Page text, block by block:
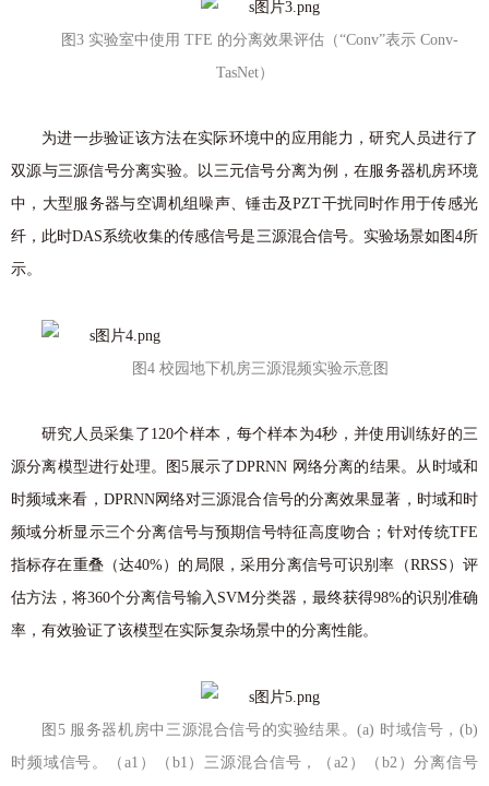
图3 实验室中使用 TFE 的分离效果评估（“Conv”表示 Conv-
TasNet）
为进一步验证该方法在实际环境中的应用能力，研究人员进行了
双源与三源信号分离实验。以三元信号分离为例，在服务器机房环境
中，大型服务器与空调机组噪声、锤击及PZT干扰同时作用于传感光
纤，此时DAS系统收集的传感信号是三源混合信号。实验场景如图4所
示。
图4 校园地下机房三源混频实验示意图
研究人员采集了120个样本，每个样本为4秒，并使用训练好的三
源分离模型进行处理。图5展示了DPRNN 网络分离的结果。从时域和
时频域来看，DPRNN网络对三源混合信号的分离效果显著，时域和时
频域分析显示三个分离信号与预期信号特征高度吻合；针对传统TFE
指标存在重叠（达40%）的局限，采用分离信号可识别率（RRSS）评
估方法，将360个分离信号输入SVM分类器，最终获得98%的识别准确
率，有效验证了该模型在实际复杂场景中的分离性能。
图5 服务器机房中三源混合信号的实验结果。(a) 时域信号，(b)
时频域信号。（a1）（b1）三源混合信号，（a2）（b2）分离信号